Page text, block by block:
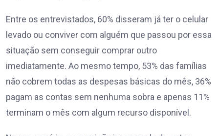
Entre os entrevistados, 60% disseram já ter o celular
levado ou conviver com alguém que passou por essa
situação sem conseguir comprar outro
imediatamente. Ao mesmo tempo, 53% das famílias
não cobrem todas as despesas básicas do mês, 36%
pagam as contas sem nenhuma sobra e apenas 11%
terminam o mês com algum recurso disponível.